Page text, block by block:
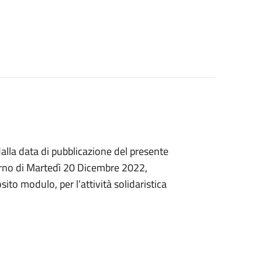
data di pubblicazione del presente
di Martedì 20 Dicembre 2022,
modulo, per l’attività solidaristica